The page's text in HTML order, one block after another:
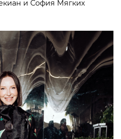
и София Мягких